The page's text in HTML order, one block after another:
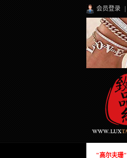
会员登录
"高尔夫珊"